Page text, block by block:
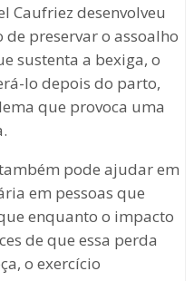
Caufriez desenvolveu
de preservar o assoalho
sustenta a bexiga, o
lo depois do parto,
que provoca uma
pode ajudar em
em pessoas que
enquanto o impacto
de que essa perda
o exercício